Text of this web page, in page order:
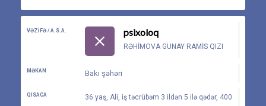
VƏZIFƏ / A.S.A. psixoloq
RƏHIMOVA GUNAY RAMIS QIZI
MƏKAN Bakı şəhəri
QISACA
36 yaş, Ali, iş təcrübəm 3 ildən 5 ilə qədər, 400